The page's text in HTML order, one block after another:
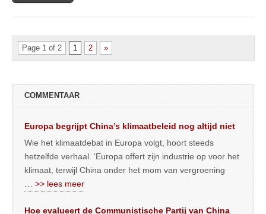
Page 1 of 2 1 2 »
COMMENTAAR
Europa begrijpt China’s klimaatbeleid nog altijd niet
Wie het klimaatdebat in Europa volgt, hoort steeds
hetzelfde verhaal. ‘Europa offert zijn industrie op voor het
klimaat, terwijl China onder het mom van vergroening
… >> lees meer
Hoe evalueert de Communistische Partij van China